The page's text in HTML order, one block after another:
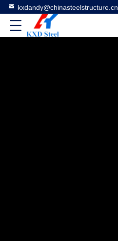
kxdandy@chinasteelstructure.cn